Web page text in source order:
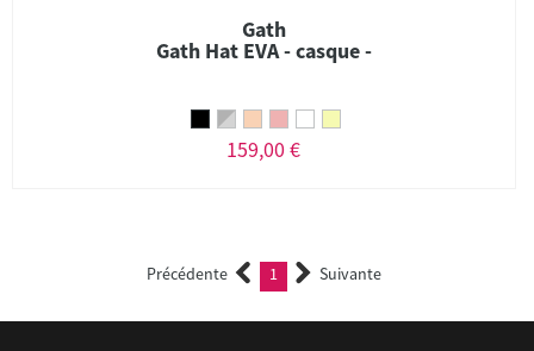
Gath
Gath Hat EVA - casque -
159,00 €
Précédente 1 (current)Suivante